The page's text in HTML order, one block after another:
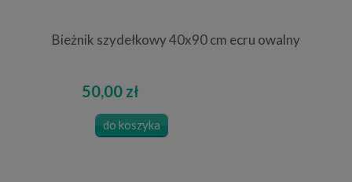
Bieżnik szydełkowy 40x90 cm ecru owalny
50,00 zł
do koszyka